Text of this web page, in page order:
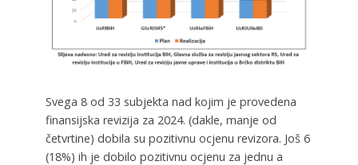
Svega 8 od 33 subjekta nad kojim je provedena
finansijska revizija za 2024. (dakle, manje od
četvrtine) dobila su pozitivnu ocjenu revizora. Još 6
(18%) ih je dobilo pozitivnu ocjenu za jednu a